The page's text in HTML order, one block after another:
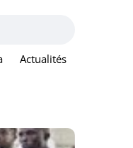
Actualités